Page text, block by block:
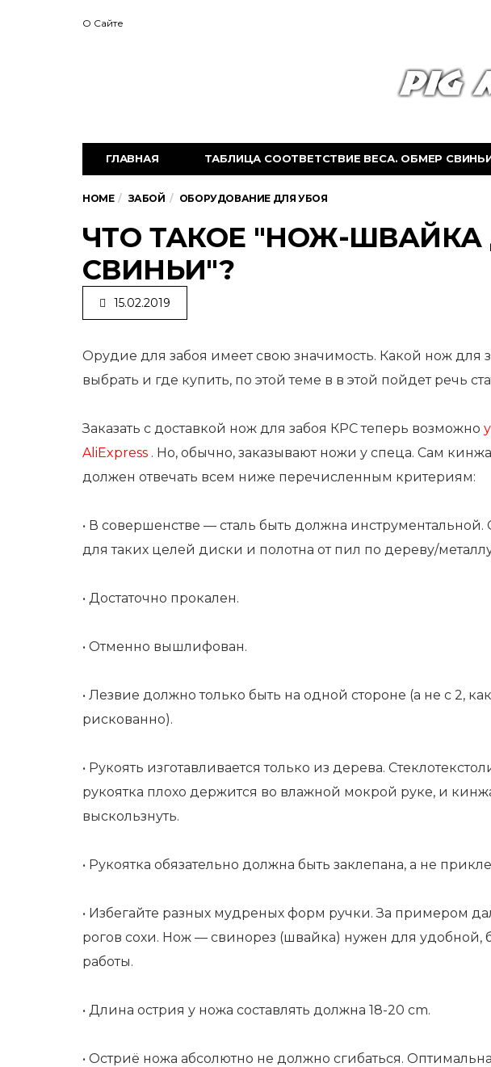
О Сайте
ГЛАВНАЯ ТАБЛИЦА СООТВЕТСТВИЕ ВЕСА. ОБМЕР
HOME ЗАБОЙ ОБОРУДОВАНИЕ ДЛЯ УБОЯ
ЧТО ТАКОЕ "НОЖ-ШВАЙКА
СВИНЬИ"?
15.02.2019
Орудие для забоя имеет свою значимость. Какой нож для
выбрать и где купить, по этой теме в в этой пойдет речь
Заказать с доставкой нож для забоя КРС теперь возможно
AliExpress . Но, обычно, заказывают ножи у спеца. Сам
должен отвечать всем ниже перечисленным критериям:
• В совершенстве — сталь быть должна
для таких целей диски и полотна от пил по дереву/
• Достаточно прокален.
• Отменно вышлифован.
• Лезвие должно только быть на одной стороне (а не с 2,
рискованно).
• Рукоять изготавливается только из дерева.
рукоятка плохо держится во влажной мокрой руке, и
выскользнуть.
• Рукоятка обязательно должна быть заклепана, а не
• Избегайте разных мудреных форм ручки. За примером
рогов сохи. Нож — свинорез (швайка) нужен для удобной,
работы.
• Длина острия у ножа составлять должна 18-20 cm.
• Остриё ножа абсолютно не должно сгибаться.